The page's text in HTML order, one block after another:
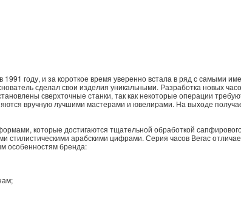
году, и за короткое время уверенно встала в ряд с самыми
сделал свои изделия уникальными. Разработка новых
сверхточные станки, так как некоторые операции
вручную лучшими мастерами и ювелирами. На выходе
которые достигаются тщательной обработкой
стилистическими арабскими цифрами. Серия часов Вегас
особенностям бренда: